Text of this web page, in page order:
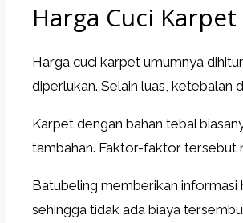
Harga Cuci
Harga cuci karpet umumnya
diperlukan. Selain luas, ketebalan
Karpet dengan bahan tebal
tambahan. Faktor-faktor tersebut
Batubeling memberikan informasi
sehingga tidak ada biaya